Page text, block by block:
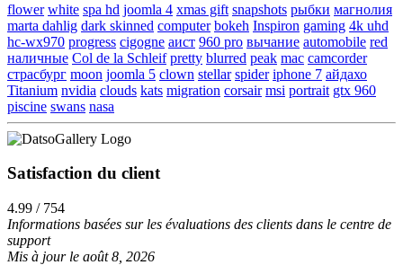
flower white spa hd joomla 4 xmas gift snapshots рыбки магнолия
marta dahlig dark skinned computer bokeh Inspiron gaming 4k uhd
hc-wx970 progress cigogne аист 960 pro вычание automobile red
наличные Col de la Schleif pretty blurred peak mac camcorder
страсбург moon joomla 5 clown stellar spider iphone 7 айдахо
Titanium nvidia clouds kats migration corsair msi portrait gtx 960
piscine swans nasa
Satisfaction du client
4.99 / 754
Informations basées sur les évaluations des clients dans le centre de
support
Mis à jour le août 8, 2026